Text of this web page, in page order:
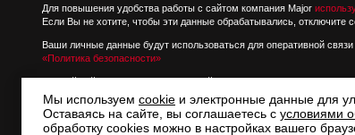
Мы используем cookie и электронные данные для
Оставаясь на сайте, вы соглашаетесь с условиями
обработку cookies можно в настройках вашего
Для повышения удобства работы с сайтом компания Major
Если Вы не хотите, чтобы эти данные обрабатывались, отключите
Ваши личные данные будут использоваться для оперативной
«Политика безопасности»
Данный сайт несет информационный характер и ни при каких
г. Москва, ул. Маршала Прошлякова (бывший Лыковский проезд),
© Major Honda - Хонда Строгино, 2005 - 2026. |HONDA ACCESS|